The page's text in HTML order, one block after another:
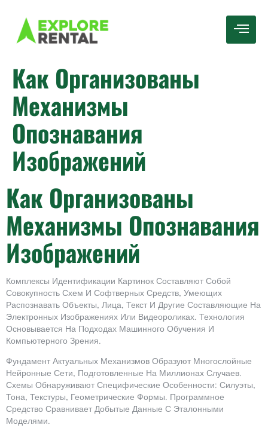
Как Организованы
Механизмы
Опознавания
Изображений
Как Организованы
Механизмы Опознавания
Изображений
Комплексы Идентификации Картинок Составляют Собой
Совокупность Схем И Софтверных Средств, Умеющих
Распознавать Объекты, Лица, Текст И Другие Составляющие На
Электронных Изображениях Или Видеороликах. Технология
Основывается На Подходах Машинного Обучения И
Компьютерного Зрения.
Фундамент Актуальных Механизмов Образуют Многослойные
Нейронные Сети, Подготовленные На Миллионах Случаев.
Схемы Обнаруживают Специфические Особенности: Силуэты,
Тона, Текстуры, Геометрические Формы. Программное
Средство Сравнивает Добытые Данные С Эталонными
Моделями.